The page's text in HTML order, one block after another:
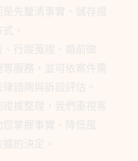
先釐清事實、儲存證
。
行蹤蒐證、婚前徵
服務，並可依案件需
諮詢與訴訟評估。
據整理，我們重視客
掌握事實、降低風
的決定。